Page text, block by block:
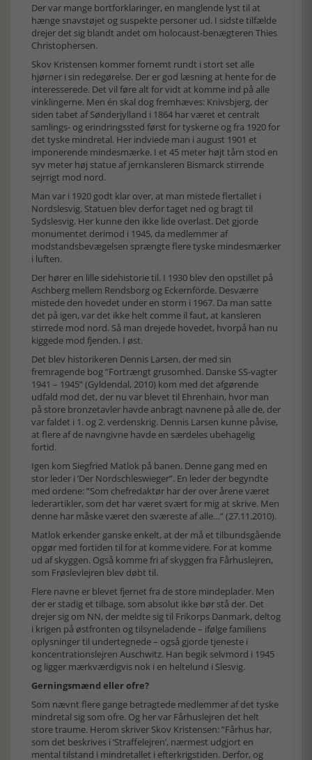
Der var mange bortforklaringer, en manglende lyst til at
hænge snavstøjet og suspekte personer ud. I sidste tilfælde
drejer det sig blandt andet om holocaust-benægteren Thies
Christophersen.
Skov Kristensen kommer fornemt rundt i stort set alle
hjørner i sin redegørelse. Der er god læsning at hente for de
interesserede. Det vil føre alt for vidt at komme ind på alle
vinklingerne. Men én skal dog fremhæves: Knivsbjerg, der
siden tabet af Sønderjylland i 1864 har været et centralt
samlings- og erindringssted først for tyskerne og fra 1920 for
det tyske mindretal. Her indviede man i august 1901 et
imponerende mindesmærke. I et 45 meter højt tårn stod en
syv meter høj statue af jernkansleren Bismarck stirrende
sejrrigt mod nord.
Man var i 1920 godt klar over, at man mistede flertallet i
Nordslesvig. Statuen blev derfor taget ned og bragt til
Sydslesvig. Her kunne den ikke lide overlast. Det gjorde
monumentet derimod i 1945, da medlemmer af
modstandsbevægelsen sprængte flere tyske mindesmærker
i luften.
Der hører en lille sidehistorie til. I 1930 blev den opstillet på
Aschberg mellem Rendsborg og Eckernförde. Desværre
mistede den hovedet under en storm i 1967. Da man satte
det på igen, var det ikke helt comme il faut, at kansleren
stirrede mod nord. Så man drejede hovedet, hvorpå han nu
kiggede mod fjenden. I øst.
Det blev historikeren Dennis Larsen, der med sin
fremragende bog ”Fortrængt grusomhed. Danske SS-vagter
1941 – 1945” (Gyldendal, 2010) kom med det afgørende
udfald mod det, der nu var blevet til Ehrenhain, hvor man
på store bronzetavler havde anbragt navnene på alle de, der
var faldet i 1. og 2. verdenskrig. Dennis Larsen kunne påvise,
at flere af de navngivne havde en særdeles ubehagelig
fortid.
Igen kom Siegfried Matlok på banen. Denne gang med en
stor leder i ’Der Nordschleswieger”. En leder der begyndte
med ordene: ”Som chefredaktør har der over årene været
lederartikler, som det har været svært for mig at skrive. Men
denne har måske været den sværeste af alle…” (27.11.2010).
Matlok erkender ganske enkelt, at der må et tilbundsgående
opgør med fortiden til for at komme videre. For at komme
ud af skyggen. Også komme fri af skyggen fra Fårhuslejren,
som Frøslevlejren blev døbt til.
Flere navne er blevet fjernet fra de store mindeplader. Men
der er stadig et tilbage, som absolut ikke bør stå der. Det
drejer sig om NN, der meldte sig til Frikorps Danmark, deltog
i krigen på østfronten og tilsyneladende – ifølge familiens
oplysninger til undertegnede – også gjorde tjeneste i
koncentrationslejren Auschwitz. Han begik selvmord i 1945
og ligger mærkværdigvis nok i en heltelund i Slesvig.
Gerningsmænd eller ofre?
Som nævnt flere gange betragtede medlemmer af det tyske
mindretal sig som ofre. Og her var Fårhuslejren det helt
store traume. Herom skriver Skov Kristensen: ”Fårhus har,
som det beskrives i ’Straffelejren’, nærmest udgjort en
mental tilstand i mindretallet i efterkrigstiden. Derfor, og